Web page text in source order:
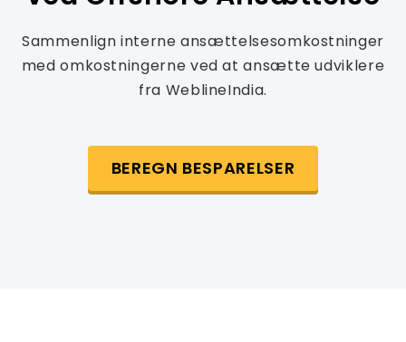
Sammenlign interne ansættelsesomkostninger
med omkostningerne ved at ansætte udviklere
fra WeblineIndia.
BEREGN BESPARELSER